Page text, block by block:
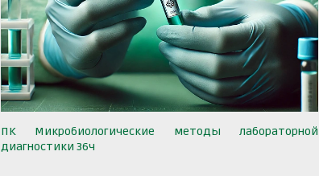
ПК Микробиологические методы лабораторной
диагностики 36ч